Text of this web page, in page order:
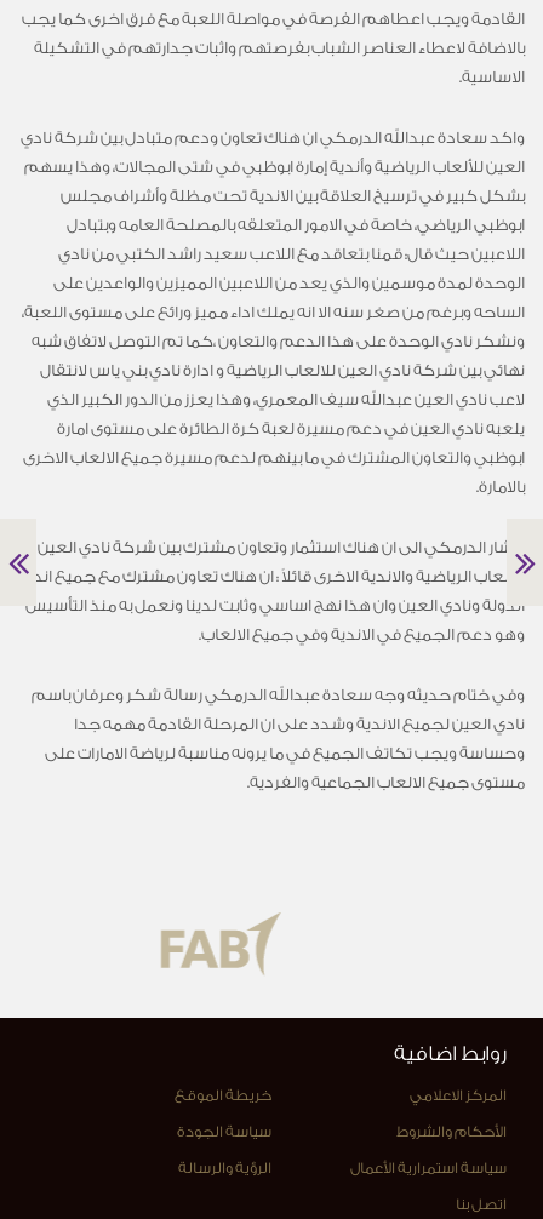
القادمة ويجب اعطاهم الفرصة في مواصلة اللعبة مع فرق اخرى كما يجب
بالاضافة لاعطاء العناصر الشباب بفرصتهم واثبات جدارتهم في التشكيلة
الاساسية.
واكد سعادة عبدالله الدرمكي ان هناك تعاون ودعم متبادل بين شركة نادي
العين للألعاب الرياضية وأندية إمارة ابوظبي في شتى المجالات، وهذا يسهم
بشكل كبير في ترسيخ العلاقة بين الاندية تحت مظلة وأشراف مجلس
ابوظبي الرياضي، خاصة في الامور المتعلقه بالمصلحة العامه وبتبادل
اللاعبين حيث قال: قمنا بتعاقد مع اللاعب سعيد راشد الكتبي من نادي
الوحدة لمدة موسمين والذي يعد من اللاعبين المميزين والواعدين على
الساحه وبرغم من صغر سنه الا انه يملك اداء مميز ورائع على مستوى اللعبة،
ونشكر نادي الوحدة على هذا الدعم والتعاون ،كما تم التوصل لاتفاق شبه
نهائي بين شركة نادي العين للالعاب الرياضية و ادارة نادي بني ياس لانتقال
لاعب نادي العين عبدالله سيف المعمري، وهذا يعزز من الدور الكبير الذي
يلعبه نادي العين في دعم مسيرة لعبة كرة الطائرة على مستوى امارة
ابوظبي والتعاون المشترك في ما بينهم لدعم مسيرة جميع الالعاب الاخرى
بالامارة.
واشار الدرمكي الى ان هناك استثمار وتعاون مشترك بين شركة نادي العين
للالعاب الرياضية والاندية الاخرى قائلاً : ان هناك تعاون مشترك مع جميع اندية
الدولة ونادي العين وان هذا نهج اساسي وثابت لدينا ونعمل به منذ التأسيس
وهو دعم الجميع في الاندية وفي جميع الالعاب.
وفي ختام حديثه وجه سعادة عبدالله الدرمكي رسالة شكر وعرفان باسم
نادي العين لجميع الاندية وشدد على ان المرحلة القادمة مهمه جدا
وحساسة ويجب تكاتف الجميع في ما يرونه مناسبة لرياضة الامارات على
مستوى جميع الالعاب الجماعية والفردية.
روابط اضافية
المركز الاعلامي خريطة الموقع
الأحكام والشروط سياسة الجودة
سياسة استمرارية الأعمال الرؤية والرسالة
اتصل بنا